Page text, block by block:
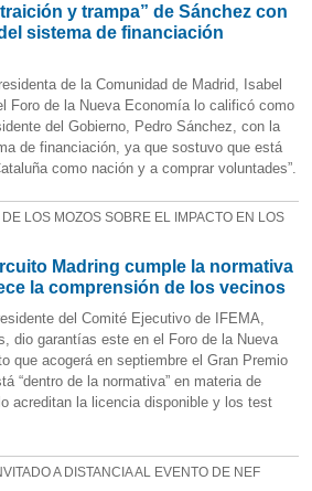
y trampa” de Sánchez con
sistema de financiación
de la Comunidad de Madrid, Isabel
Foro de la Nueva Economía lo calificó como
del Gobierno, Pedro Sánchez, con la
de financiación, ya que sostuvo que está
como nación y a comprar voluntades”.
DE LOS MOZOS SOBRE EL IMPACTO EN LOS
Madring cumple la normativa
la comprensión de los vecinos
del Comité Ejecutivo de IFEMA,
dio garantías este en el Foro de la Nueva
que acogerá en septiembre el Gran Premio
“dentro de la normativa” en materia de
acreditan la licencia disponible y los test
A DISTANCIA AL EVENTO DE NEF